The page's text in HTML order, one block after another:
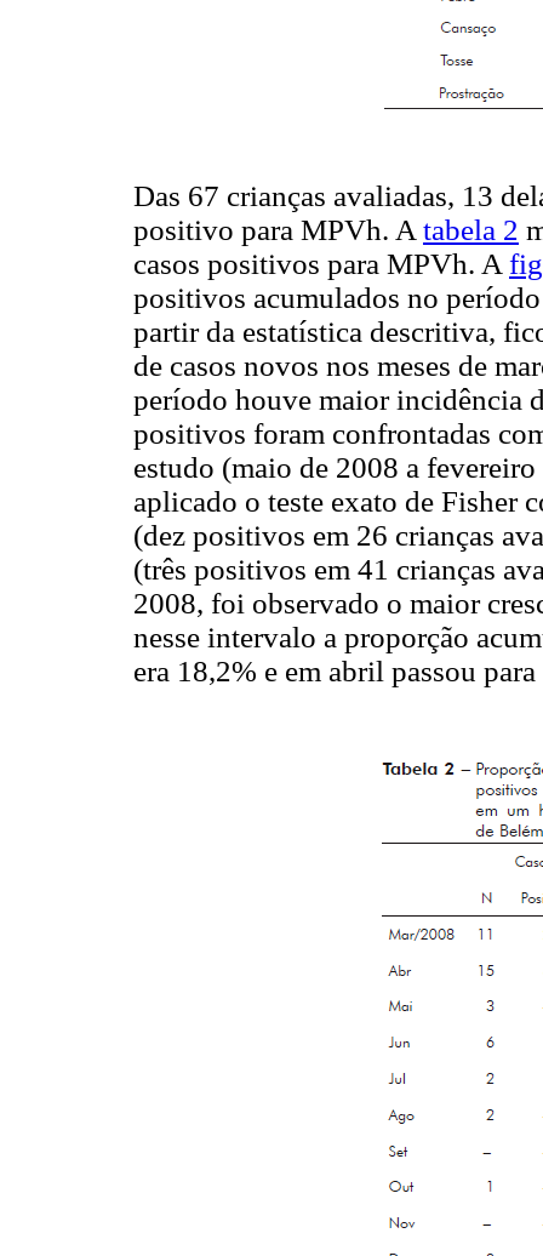
Das 67 crianças avaliadas, 13
positivo para MPVh. A tabela 2
casos positivos para MPVh. A
positivos acumulados no
partir da estatística descritiva,
de casos novos nos meses de
período houve maior incidência
positivos foram confrontadas
estudo (maio de 2008 a
aplicado o teste exato de Fisher
(dez positivos em 26 crianças
(três positivos em 41 crianças
2008, foi observado o maior
nesse intervalo a proporção
era 18,2% e em abril passou